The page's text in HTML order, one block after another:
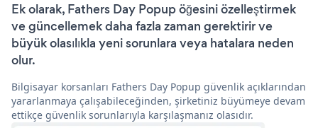
Ek olarak, Fathers Day Popup öğesini özelleştirmek
ve güncellemek daha fazla zaman gerektirir ve
büyük olasılıkla yeni sorunlara veya hatalara neden
olur.
Bilgisayar korsanları Fathers Day Popup güvenlik açıklarından
yararlanmaya çalışabileceğinden, şirketiniz büyümeye devam
ettikçe güvenlik sorunlarıyla karşılaşmanız olasıdır.